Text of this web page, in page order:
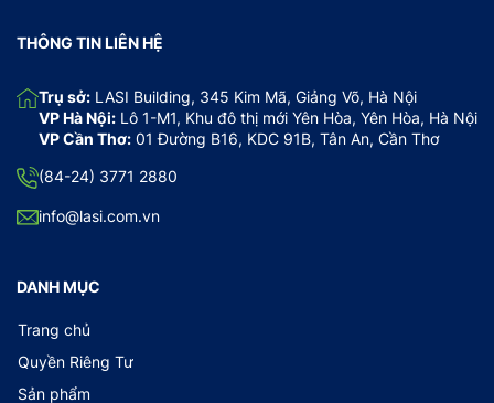
THÔNG TIN LIÊN HỆ
Trụ sở: LASI Building, 345 Kim Mã, Giảng Võ, Hà Nội
VP Hà Nội: Lô 1-M1, Khu đô thị mới Yên Hòa, Yên Hòa, Hà Nội
VP Cần Thơ: 01 Đường B16, KDC 91B, Tân An, Cần Thơ
(84-24) 3771 2880
info@lasi.com.vn
DANH MỤC
Trang chủ
Quyền Riêng Tư
Sản phẩm